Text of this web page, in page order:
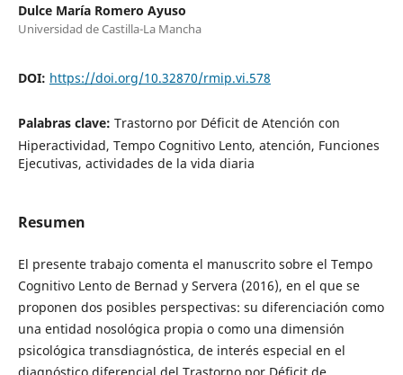
Dulce María Romero Ayuso
Universidad de Castilla-La Mancha
DOI: https://doi.org/10.32870/rmip.vi.578
Palabras clave: Trastorno por Déficit de Atención con
Hiperactividad, Tempo Cognitivo Lento, atención, Funciones
Ejecutivas, actividades de la vida diaria
Resumen
El presente trabajo comenta el manuscrito sobre el Tempo
Cognitivo Lento de Bernad y Servera (2016), en el que se
proponen dos posibles perspectivas: su diferenciación como
una entidad nosológica propia o como una dimensión
psicológica transdiagnóstica, de interés especial en el